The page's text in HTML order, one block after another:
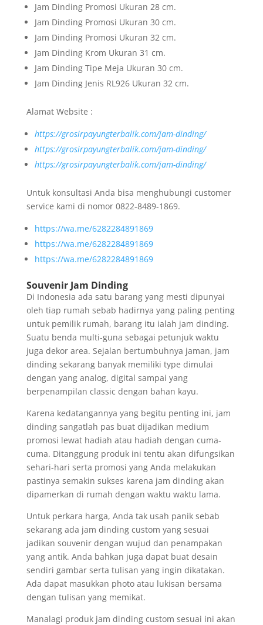
Jam Dinding Promosi Ukuran 28 cm.
Jam Dinding Promosi Ukuran 30 cm.
Jam Dinding Promosi Ukuran 32 cm.
Jam Dinding Krom Ukuran 31 cm.
Jam Dinding Tipe Meja Ukuran 30 cm.
Jam Dinding Jenis RL926 Ukuran 32 cm.
Alamat Website :
https://grosirpayungterbalik.com/jam-dinding/
https://grosirpayungterbalik.com/jam-dinding/
https://grosirpayungterbalik.com/jam-dinding/
Untuk konsultasi Anda bisa menghubungi customer
service kami di nomor 0822-8489-1869.
https://wa.me/6282284891869
https://wa.me/6282284891869
https://wa.me/6282284891869
Souvenir Jam Dinding
Di Indonesia ada satu barang yang mesti dipunyai
oleh tiap rumah sebab hadirnya yang paling penting
untuk pemilik rumah, barang itu ialah jam dinding.
Suatu benda multi-guna sebagai petunjuk waktu
juga dekor area. Sejalan bertumbuhnya jaman, jam
dinding sekarang banyak memiliki type dimulai
dengan yang analog, digital sampai yang
berpenampilan classic dengan bahan kayu.
Karena kedatangannya yang begitu penting ini, jam
dinding sangatlah pas buat dijadikan medium
promosi lewat hadiah atau hadiah dengan cuma-
cuma. Ditanggung produk ini tentu akan difungsikan
sehari-hari serta promosi yang Anda melakukan
pastinya semakin sukses karena jam dinding akan
dipamerkan di rumah dengan waktu waktu lama.
Untuk perkara harga, Anda tak usah panik sebab
sekarang ada jam dinding custom yang sesuai
jadikan souvenir dengan wujud dan penampakan
yang antik. Anda bahkan juga dapat buat desain
sendiri gambar serta tulisan yang ingin dikatakan.
Ada dapat masukkan photo atau lukisan bersama
dengan tulisan yang memikat.
Manalagi produk jam dinding custom sesuai ini akan